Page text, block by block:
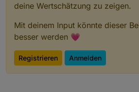
deine Wertschätzung zu zeigen.
Mit deinem Input könnte dieser
besser werden 💗
Registrieren Anmelden